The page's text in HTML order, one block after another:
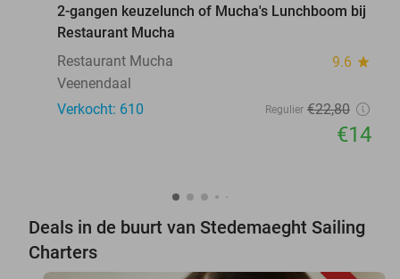
2-gangen keuzelunch of Mucha's Lunchboom bij
Restaurant Mucha
Restaurant Mucha
9.6 star
Veenendaal
Verkocht: 610
Regulier €22,80
€14
Deals in de buurt van Stedemaeght Sailing
Charters